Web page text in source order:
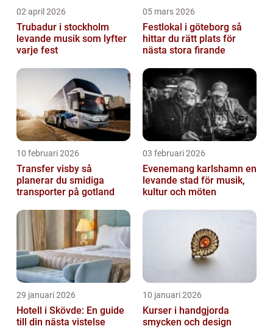
02 april 2026
Trubadur i stockholm
levande musik som lyfter
varje fest
05 mars 2026
Festlokal i göteborg så
hittar du rätt plats för
nästa stora firande
10 februari 2026
Transfer visby så
planerar du smidiga
transporter på gotland
03 februari 2026
Evenemang karlshamn en
levande stad för musik,
kultur och möten
29 januari 2026
Hotell i Skövde: En guide
till din nästa vistelse
10 januari 2026
Kurser i handgjorda
smycken och design